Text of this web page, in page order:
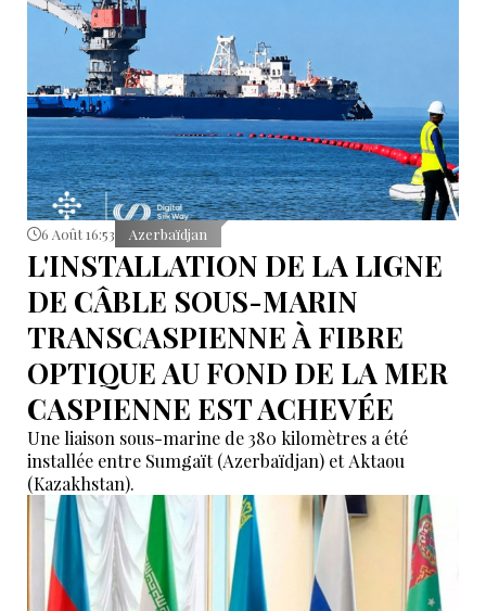
6 Août 16:53 Azerbaïdjan
L'INSTALLATION DE LA LIGNE
DE CÂBLE SOUS-MARIN
TRANSCASPIENNE À FIBRE
OPTIQUE AU FOND DE LA MER
CASPIENNE EST ACHEVÉE
Une liaison sous-marine de 380 kilomètres a été
installée entre Sumgaït (Azerbaïdjan) et Aktaou
(Kazakhstan).